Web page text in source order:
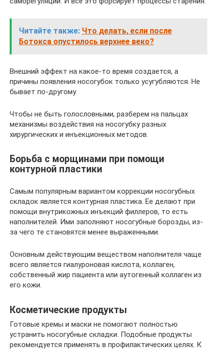
Читайте также: Что делать, если после
Ботокса опустилось верхнее веко?
Внешний эффект на какое-то время создается, а
причины появления носогубок только усугубляются. Не
бывает по-другому.
Чтобы не быть голословными, разберем на пальцах
механизмы воздействия на носогубку разных
хирургических и инъекционных методов.
Борьба с морщинами при помощи
контурной пластики
Самым популярным вариантом коррекции носогубных
складок является контурная пластика. Ее делают при
помощи внутрикожных инъекций филлеров, то есть
наполнителей. Ими заполняют носогубные борозды, из-
за чего те становятся менее выраженными.
Основным действующим веществом наполнителя чаще
всего является гиалуроновая кислота, коллаген,
собственный жир пациента или аутогенный коллаген из
его кожи.
Косметические продукты
Готовые кремы и маски не помогают полностью
устранить носогубные складки. Подобные продукты
рекомендуется применять в профилактических целях. К